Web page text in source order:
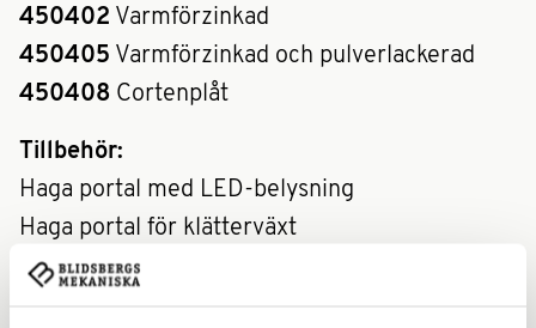
450402 Varmförzinkad
450405 Varmförzinkad och pulverlackerad
450408 Cortenplåt
Tillbehör:
Haga portal med LED-belysning
Haga portal för klätterväxt